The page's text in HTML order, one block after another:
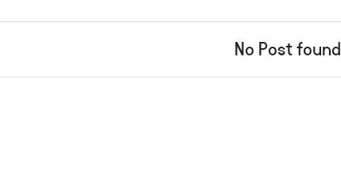
No Post found